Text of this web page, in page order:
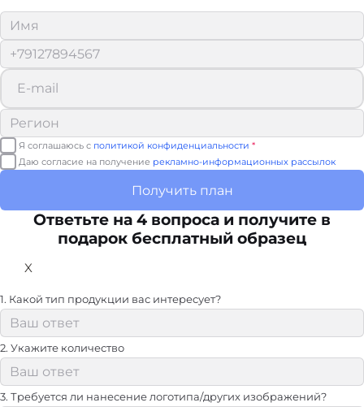
Я соглашаюсь с политикой конфиденциальности *
Даю согласие на получение рекламно-информационных рассылок
Получить план
Ответьте на 4 вопроса и получите в
подарок бесплатный образец
X
1. Какой тип продукции вас интересует?
2. Укажите количество
3. Требуется ли нанесение логотипа/других изображений?